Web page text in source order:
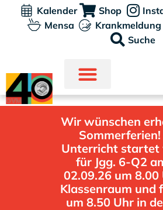
Kalender Shop
Mensa
Krankmeldung
Suche
Wir wünschen
Sommerferien!
Unterricht startet
für Jgg. 6-Q2
02.09.26 um 8.00
Klassenraum und
um 8.50 Uhr in